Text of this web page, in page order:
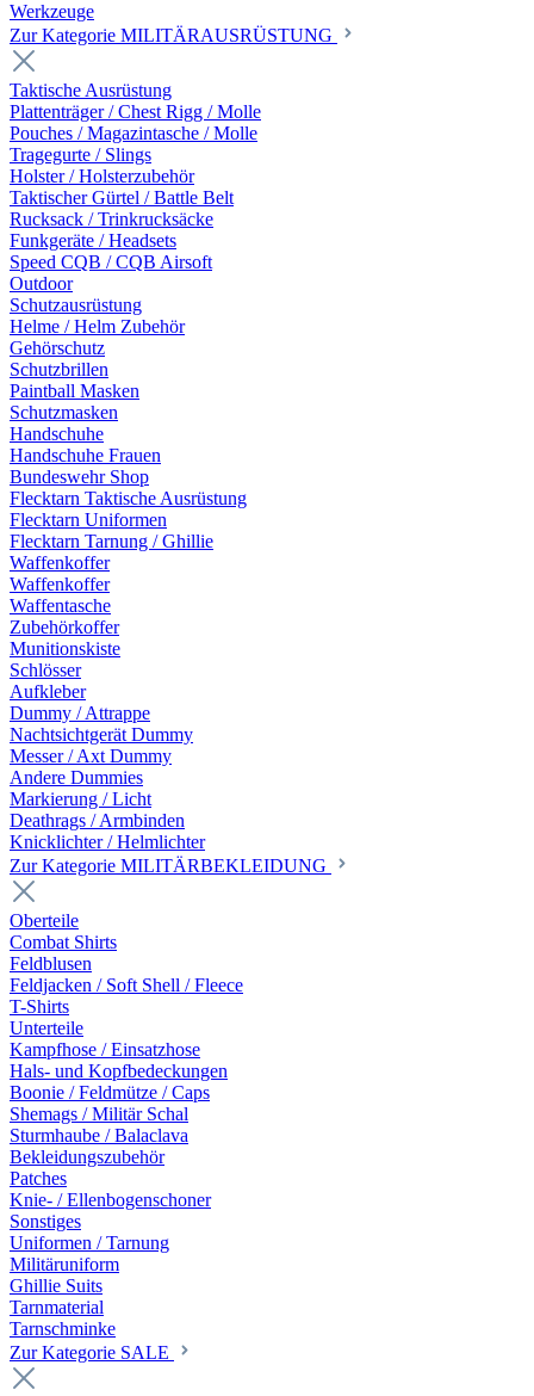
Werkzeuge
Zur Kategorie MILITÄRAUSRÜSTUNG
Taktische Ausrüstung
Plattenträger / Chest Rigg / Molle
Pouches / Magazintasche / Molle
Tragegurte / Slings
Holster / Holsterzubehör
Taktischer Gürtel / Battle Belt
Rucksack / Trinkrucksäcke
Funkgeräte / Headsets
Speed CQB / CQB Airsoft
Outdoor
Schutzausrüstung
Helme / Helm Zubehör
Gehörschutz
Schutzbrillen
Paintball Masken
Schutzmasken
Handschuhe
Handschuhe Frauen
Bundeswehr Shop
Flecktarn Taktische Ausrüstung
Flecktarn Uniformen
Flecktarn Tarnung / Ghillie
Waffenkoffer
Waffenkoffer
Waffentasche
Zubehörkoffer
Munitionskiste
Schlösser
Aufkleber
Dummy / Attrappe
Nachtsichtgerät Dummy
Messer / Axt Dummy
Andere Dummies
Markierung / Licht
Deathrags / Armbinden
Knicklichter / Helmlichter
Zur Kategorie MILITÄRBEKLEIDUNG
Oberteile
Combat Shirts
Feldblusen
Feldjacken / Soft Shell / Fleece
T-Shirts
Unterteile
Kampfhose / Einsatzhose
Hals- und Kopfbedeckungen
Boonie / Feldmütze / Caps
Shemags / Militär Schal
Sturmhaube / Balaclava
Bekleidungszubehör
Patches
Knie- / Ellenbogenschoner
Sonstiges
Uniformen / Tarnung
Militäruniform
Ghillie Suits
Tarnmaterial
Tarnschminke
Zur Kategorie SALE